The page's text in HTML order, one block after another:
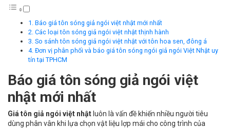
Báo giá tôn sóng giả ngói việt nhật mới nhất
Các loại tôn sóng giả ngói việt nhật thịnh hành
So sánh tôn sóng giả ngói việt nhật với tôn hoa sen, đông á
Đơn vị phân phối và báo giá tôn sóng ngói giả ngói Việt Nhật uy
tín tại TPHCM
Báo giá tôn sóng giả ngói việt
nhật mới nhất
Giá tôn giả ngói việt nhật luôn là vấn đề khiến nhiều người tiêu
dùng phân vân khi lựa chọn vật liệu lợp mái cho công trình của